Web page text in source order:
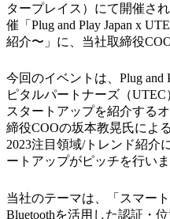
タープレイス）にて開催され
催「Plug and Play Japan x
紹介〜」に、当社取締役
今回のイベントは、Plug and
ピタルパートナーズ（
スタートアップを紹介する
締役COOの坂本教晃氏によ
2023注目領域/トレンド紹介
ートアップがピッチを行いま
当社のテーマは、「スマー
Bluetoothを活用した認証・